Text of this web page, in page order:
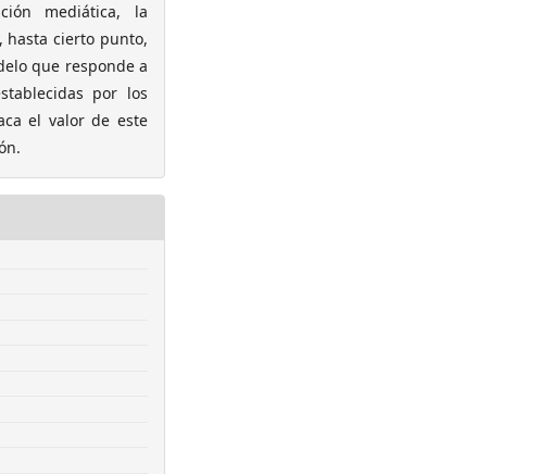
mediática, la
hasta cierto punto,
que responde a
por los
el valor de este